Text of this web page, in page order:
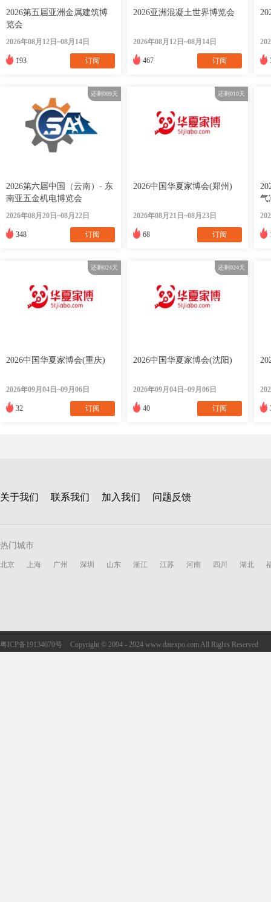
2026第五届亚洲金属建筑博
览会
2026年08月12日~08月14日
193 订阅
2026亚洲混凝土世界博览会
2026年08月12日~08月14日
467 订阅
还剩009天
2026第六届中国（云南）- 东
南亚五金机电博览会
2026年08月20日~08月22日
348 订阅
还剩010天
2026中国华夏家博会(郑州)
2026年08月21日~08月23日
68 订阅
气
会
还剩024天
2026中国华夏家博会(重庆)
2026年09月04日~09月06日
32 订阅
还剩024天
2026中国华夏家博会(沈阳)
2026年09月04日~09月06日
40 订阅
关于我们 联系我们 加入我们 问题反馈
热门城市
北京 上海 广州 深圳 山东 浙江 江苏 河南 四川 湖北
粤ICP备19134670号 Copyright © 2004 - 2024 www.datexpo.com All Rights Reserved